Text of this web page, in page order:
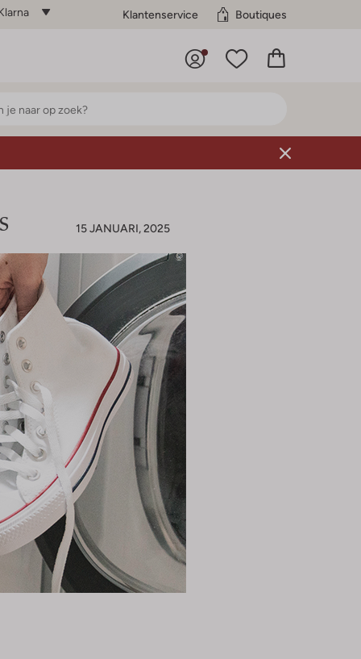
Klantenservice Boutiques
15 JANUARI, 2025